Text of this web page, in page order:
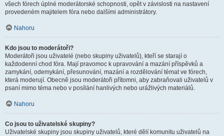
všech fórech úplné moderátorské schopnosti, opět v závislosti na nastavení
provedeném majitelem fóra nebo dalšími administrátory.
Nahoru
Kdo jsou to moderátoři?
Moderátoři jsou uživatelé (nebo skupiny uživatelů), kteří se starají o
každodenní chod fóra. Mají pravomoc k upravování a mazání příspěvků a
zamykání, odemykání, přesunování, mazání a rozdělování témat ve fórech,
která moderují. Obecně jsou moderátoři přítomni, aby zabraňovali uživatelů v
psaní mimo téma nebo v posílání hanlivých nebo urážlivých materiálů.
Nahoru
Co jsou to uživatelské skupiny?
Uživatelské skupiny jsou skupiny uživatelů, které dělí komunitu uživatelů na